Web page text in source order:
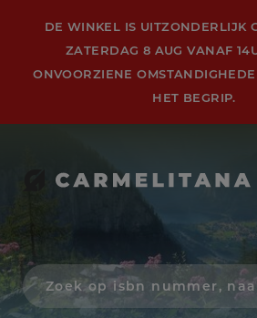
DE WINKEL IS UITZONDERLIJK
ZATERDAG 8 AUG VANAF
ONVOORZIENE
HET BEGRIP.
Zoek
op
isbn